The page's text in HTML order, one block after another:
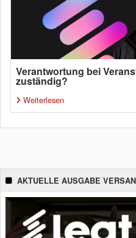
Verantwortung bei
zuständig?
Weiterlesen
AKTUELLE AUSGABE